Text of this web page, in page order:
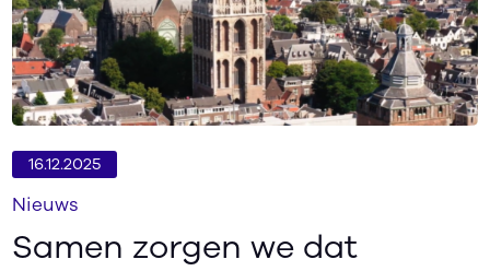
Over
search contrast text_format Ik zoek werk
16.12.2025
Nieuws
Samen zorgen we dat